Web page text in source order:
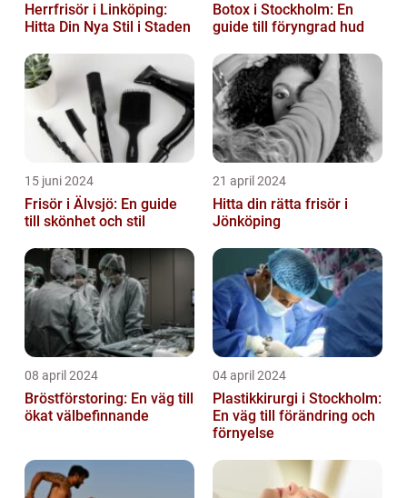
Herrfrisör i Linköping:
Hitta Din Nya Stil i Staden
Botox i Stockholm: En
guide till föryngrad hud
15 juni 2024
Frisör i Älvsjö: En guide
till skönhet och stil
21 april 2024
Hitta din rätta frisör i
Jönköping
08 april 2024
Bröstförstoring: En väg till
ökat välbefinnande
04 april 2024
Plastikkirurgi i Stockholm:
En väg till förändring och
förnyelse